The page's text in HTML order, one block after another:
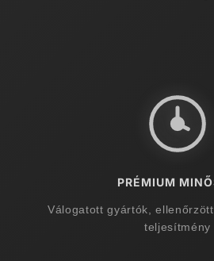
PRÉMIUM
Válogatott gyártók,
teljesítmény